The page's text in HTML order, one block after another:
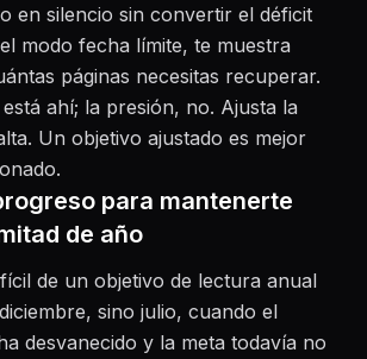
en silencio sin convertir el déficit
modo fecha límite, te muestra
páginas necesitas recuperar.
ahí; la presión, no. Ajusta la
Un objetivo ajustado es mejor
para mantenerte
de año
de un objetivo de lectura anual
sino julio, cuando el
desvanecido y la meta todavía no